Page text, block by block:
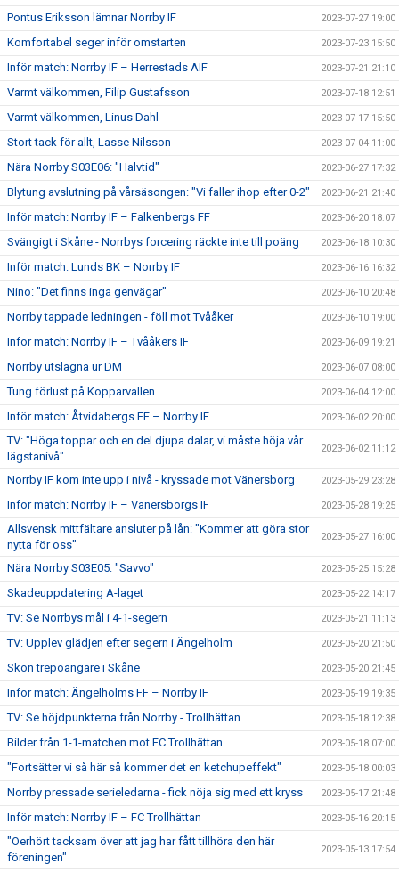
Pontus Eriksson lämnar Norrby IF 2023-07-27 19:00
Komfortabel seger inför omstarten 2023-07-23 15:50
Inför match: Norrby IF – Herrestads AIF 2023-07-21 21:10
Varmt välkommen, Filip Gustafsson 2023-07-18 12:51
Varmt välkommen, Linus Dahl 2023-07-17 15:50
Stort tack för allt, Lasse Nilsson 2023-07-04 11:00
Nära Norrby S03E06: "Halvtid" 2023-06-27 17:32
Blytung avslutning på vårsäsongen: "Vi faller ihop efter 0-2" 2023-06-21 21:40
Inför match: Norrby IF – Falkenbergs FF 2023-06-20 18:07
Svängigt i Skåne - Norrbys forcering räckte inte till poäng 2023-06-18 10:30
Inför match: Lunds BK – Norrby IF 2023-06-16 16:32
Nino: "Det finns inga genvägar" 2023-06-10 20:48
Norrby tappade ledningen - föll mot Tvååker 2023-06-10 19:00
Inför match: Norrby IF – Tvååkers IF 2023-06-09 19:21
Norrby utslagna ur DM 2023-06-07 08:00
Tung förlust på Kopparvallen 2023-06-04 12:00
Inför match: Åtvidabergs FF – Norrby IF 2023-06-02 20:00
TV: "Höga toppar och en del djupa dalar, vi måste höja vår
lägstanivå"
2023-06-02 11:12
Norrby IF kom inte upp i nivå - kryssade mot Vänersborg 2023-05-29 23:28
Inför match: Norrby IF – Vänersborgs IF 2023-05-28 19:25
Allsvensk mittfältare ansluter på lån: "Kommer att göra stor
nytta för oss"
2023-05-27 16:00
Nära Norrby S03E05: "Savvo" 2023-05-25 15:28
Skadeuppdatering A-laget 2023-05-22 14:17
TV: Se Norrbys mål i 4-1-segern 2023-05-21 11:13
TV: Upplev glädjen efter segern i Ängelholm 2023-05-20 21:50
Skön trepoängare i Skåne 2023-05-20 21:45
Inför match: Ängelholms FF – Norrby IF 2023-05-19 19:35
TV: Se höjdpunkterna från Norrby - Trollhättan 2023-05-18 12:38
Bilder från 1-1-matchen mot FC Trollhättan 2023-05-18 07:00
"Fortsätter vi så här så kommer det en ketchupeffekt" 2023-05-18 00:03
Norrby pressade serieledarna - fick nöja sig med ett kryss 2023-05-17 21:48
Inför match: Norrby IF – FC Trollhättan 2023-05-16 20:15
"Oerhört tacksam över att jag har fått tillhöra den här
föreningen"
2023-05-13 17:54